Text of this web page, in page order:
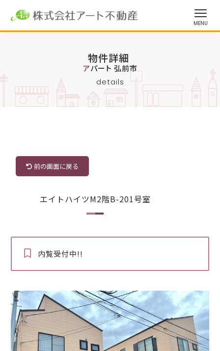
物件詳細
アパート 弘前市
details
前の画面に戻る
エイトハイツM2階B-201号室
内覧受付中!!